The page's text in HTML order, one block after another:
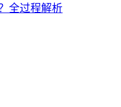
全过程解析